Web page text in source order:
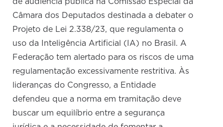
Câmara dos Deputados destinada a debater o
Projeto de Lei 2.338/23, que regulamenta o
uso da Inteligência Artificial (IA) no Brasil. A
Federação tem alertado para os riscos de uma
regulamentação excessivamente restritiva. Às
lideranças do Congresso, a Entidade
defendeu que a norma em tramitação deve
buscar um equilíbrio entre a segurança